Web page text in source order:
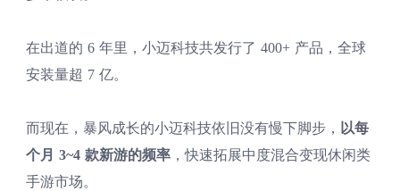
在出道的 6 年里，小迈科技共发行了 400+ 产品，全球
安装量超 7 亿。
而现在，暴风成长的小迈科技依旧没有慢下脚步， 以每
个月 3~4 款新游的频率，快速拓展中度混合变现休闲类
手游市场。